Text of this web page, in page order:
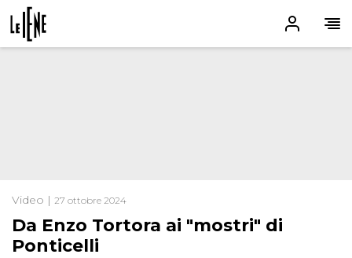
Video | 27 ottobre 2024
Da Enzo Tortora ai "mostri" di
Ponticelli